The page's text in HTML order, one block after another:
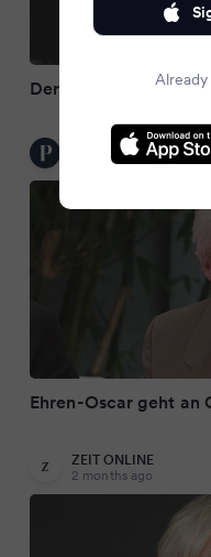
Der Ehren-Oscar
Die Presse
2 months ago
Ehren-Oscar geht an
ZEIT ONLINE
2 months ago